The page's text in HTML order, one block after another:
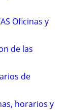
Oficinas y
de las
de
horarios y